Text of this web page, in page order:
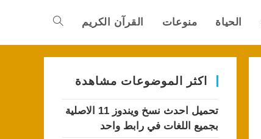
الحياة منوعات القرآن الكريم Toggle
اكثر الموضوعات مشاهدة
تحميل احدث نسخ ويندوز 11 الاصلية
بجميع اللغات في رابط واحد